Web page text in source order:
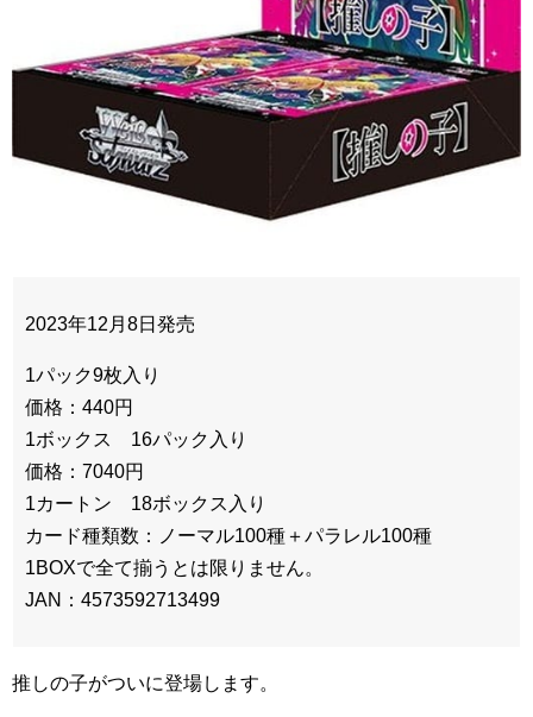
2023年12月8日発売
1パック9枚入り
価格：440円
1ボックス 16パック入り
価格：7040円
1カートン 18ボックス入り
カード種類数：ノーマル100種＋パラレル100種
1BOXで全て揃うとは限りません。
JAN：4573592713499
推しの子がついに登場します。